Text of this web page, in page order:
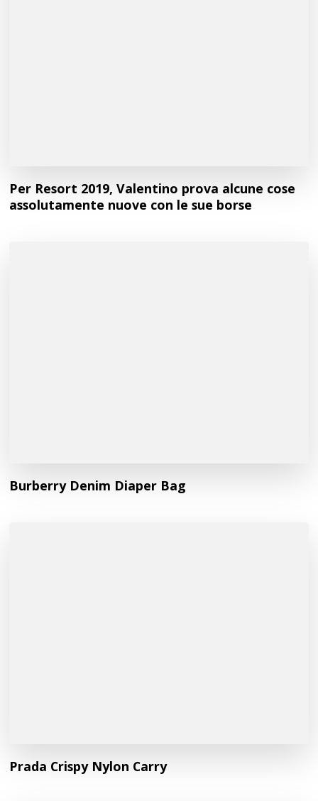
Per Resort 2019, Valentino prova alcune cose
assolutamente nuove con le sue borse
Burberry Denim Diaper Bag
Prada Crispy Nylon Carry